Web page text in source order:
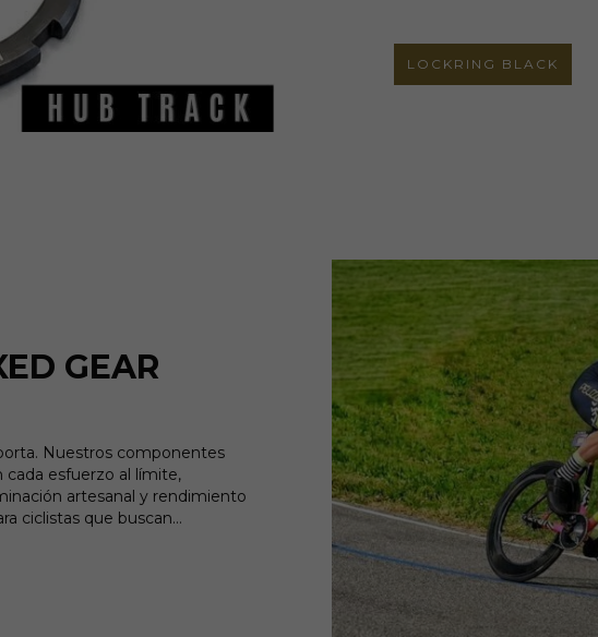
LOCKRING BLACK
GEAR
Nuestros componentes
cada esfuerzo al límite,
artesanal y rendimiento
ciclistas que buscan